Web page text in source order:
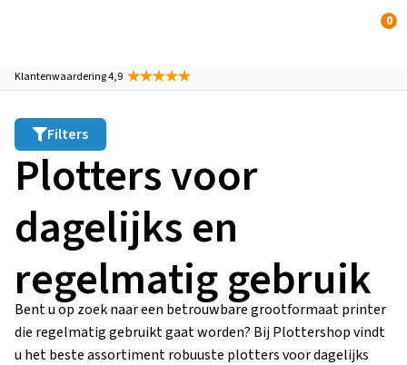
0
Klantenwaardering 4,9
Filters
Plotters voor
dagelijks en
regelmatig gebruik
Bent u op zoek naar een betrouwbare grootformaat printer
die regelmatig gebruikt gaat worden? Bij Plottershop vindt
u het beste assortiment robuuste plotters voor dagelijks